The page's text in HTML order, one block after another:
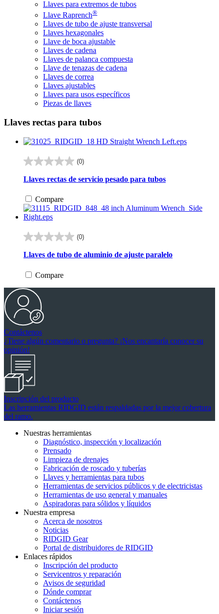
Llaves para extremos de tubos
Llave Raprench®
Llaves de tubo de ajuste transversal
Llaves hexagonales
Llave de boca ajustable
Llaves de cadena
Llaves de palanca compuesta
Llave de tenazas de cadena
Llaves de correa
Llaves ajustables
Llaves para usos específicos
Piezas de llaves
Llaves rectas para tubos
(0)
0.0
5
Llaves rectas de servicio pesado para tubos
Compare
(0)
0.0
5
Llaves de tubo de aluminio de ajuste paralelo
Compare
Contáctenos
¿Tiene algún comentario o pregunta? ¡Nos encantaría conocer su
opinión!
Inscripción del producto
Las herramientas RIDGID están respaldadas por la mejor cobertura
del ramo.
Nuestras herramientas
Diagnóstico, inspección y localización
Prensado
Limpieza de drenajes
Fabricación de roscado y tuberías
Llaves y herramientas para tubos
Herramientas de servicios públicos y de electricistas
Herramientas de uso general y manuales
Aspiradoras para sólidos y líquidos
Nuestra empresa
Acerca de nosotros
Noticias
RIDGID Gear
Portal de distribuidores de RIDGID
Enlaces rápidos
Inscripción del producto
Servicentros y reparación
Avisos de seguridad
Dónde comprar
Contáctenos
Iniciar sesión